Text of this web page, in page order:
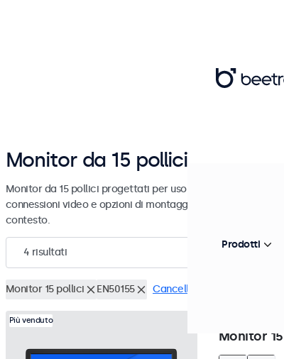
Monitor da 15 pollici
Monitor da 15 pollici progettati per uso industriale e
connessioni video e opzioni di montaggio versatili,
contesto.
4 risultati
Monitor 15 pollici EN50155 Cancella i filtri
Più venduto
Monitor
Prodotti